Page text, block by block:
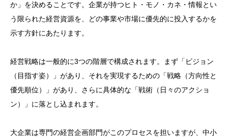
か」を決めることです。企業が持つヒト・モノ・カネ・情報とい
う限られた経営資源を、どの事業や市場に優先的に投入するかを
示す方針にあたります。
経営戦略は一般的に3つの階層で構成されます。まず「ビジョン
（目指す姿）」があり、それを実現するための「戦略（方向性と
優先順位）」があり、さらに具体的な「戦術（日々のアクショ
ン）」に落とし込まれます。
大企業は専門の経営企画部門がこのプロセスを担いますが、中小